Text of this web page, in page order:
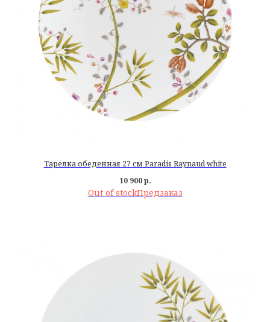
Тарелка обеденная 27 см Paradis Raynaud white
10 900 р.
Out of stock